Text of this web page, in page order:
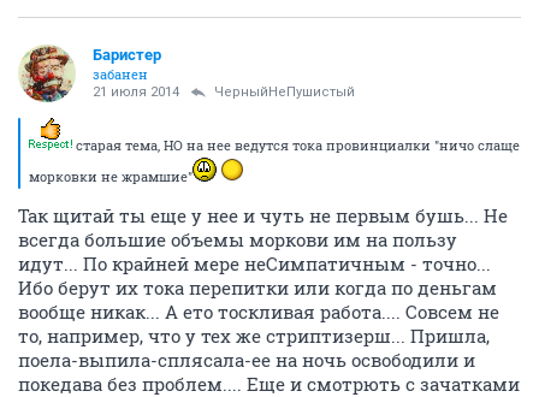
Баристер
забанен
21 июля 2014 ЧерныйНеПушистый
старая тема, НО на нее ведутся тока провинциалки "ничо слаще
морковки не жрамшие"
Так щитай ты еще у нее и чуть не первым бушь... Не
всегда большие объемы моркови им на пользу
идут... По крайней мере неСимпатичным - точно...
Ибо берут их тока перепитки или когда по деньгам
вообще никак... А ето тоскливая работа.... Совсем не
то, например, что у тех же стриптизерш... Пришла,
поела-выпила-сплясала-ее на ночь освободили и
покедава без проблем.... Еще и смотрють с зачатками